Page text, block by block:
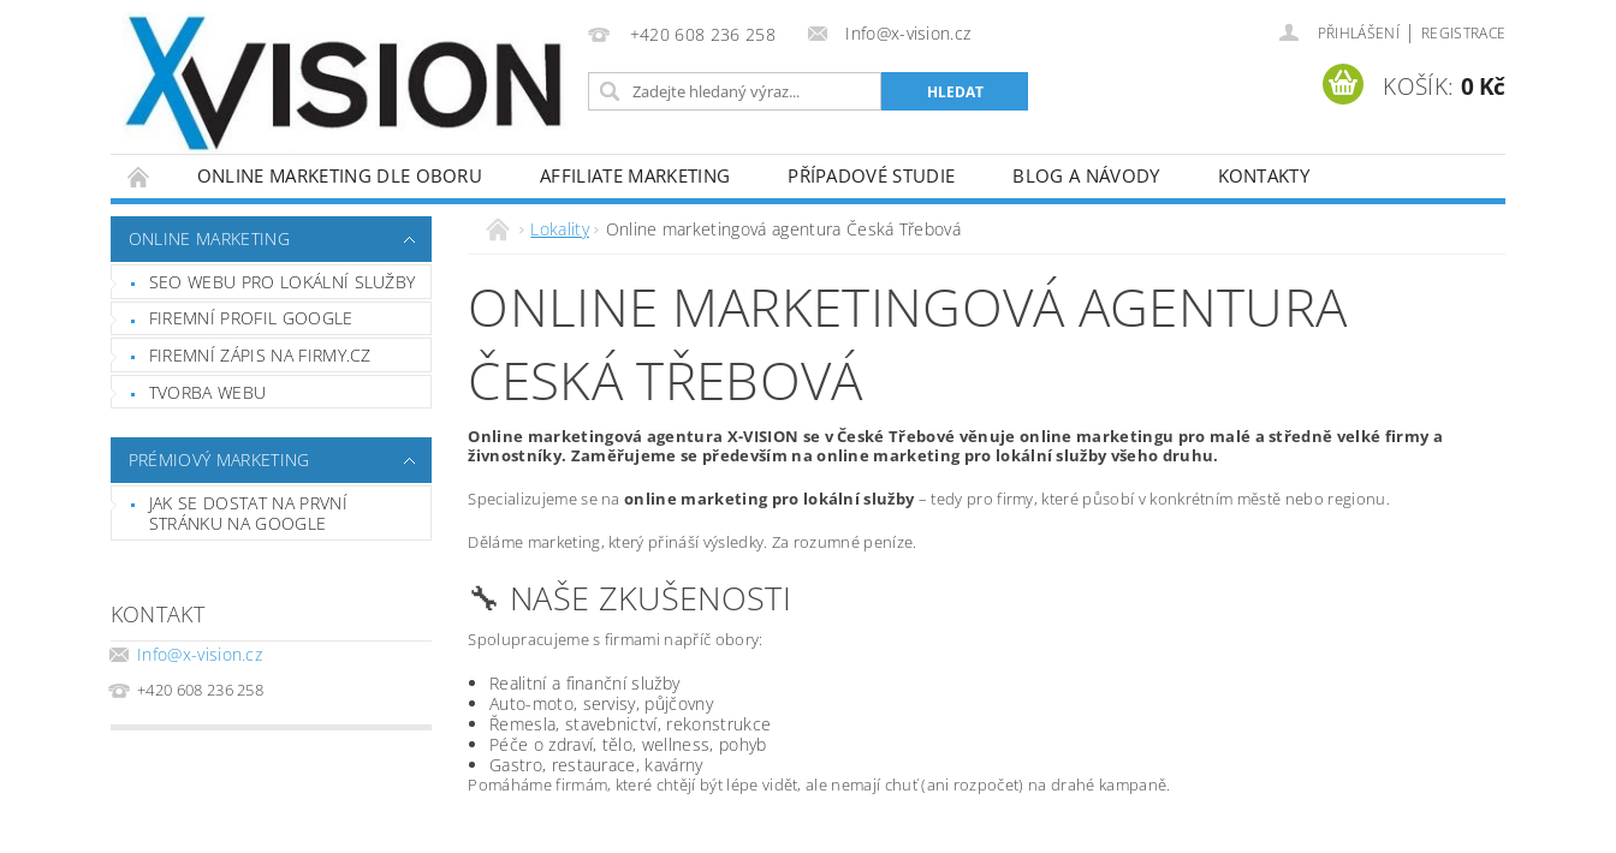
+420 608 236 258 Info@x-vision.cz PŘIHLÁŠENÍ | REGISTRACE
KOŠÍK: 0 Kč
ONLINE MARKETING DLE OBORU AFFILIATE MARKETING PŘÍPADOVÉ STUDIE BLOG A NÁVODY KONTAKTY
ONLINE MARKETING
SEO WEBU PRO LOKÁLNÍ SLUŽBY
FIREMNÍ PROFIL GOOGLE
FIREMNÍ ZÁPIS NA FIRMY.CZ
TVORBA WEBU
PRÉMIOVÝ MARKETING
JAK SE DOSTAT NA PRVNÍ
STRÁNKU NA GOOGLE
KONTAKT
Info@x-vision.cz
+420 608 236 258
Lokality Online marketingová agentura Česká Třebová
ONLINE MARKETINGOVÁ AGENTURA
ČESKÁ TŘEBOVÁ
Online marketingová agentura X-VISION se v České Třebové věnuje online marketingu pro malé a středně velké firmy a
živnostníky. Zaměřujeme se především na online marketing pro lokální služby všeho druhu.
Specializujeme se naonline marketing pro lokální služby– tedy pro firmy, které působí v konkrétním městě nebo regionu.
Děláme marketing, který přináší výsledky. Za rozumné peníze.
🔧 NAŠE ZKUŠENOSTI
Spolupracujeme s firmami napříč obory:
Realitní a finanční služby
Auto-moto, servisy, půjčovny
Řemesla, stavebnictví, rekonstrukce
Péče o zdraví, tělo, wellness, pohyb
Gastro, restaurace, kavárny
Pomáháme firmám, které chtějí být lépe vidět, ale nemají chuť (ani rozpočet) na drahé kampaně.